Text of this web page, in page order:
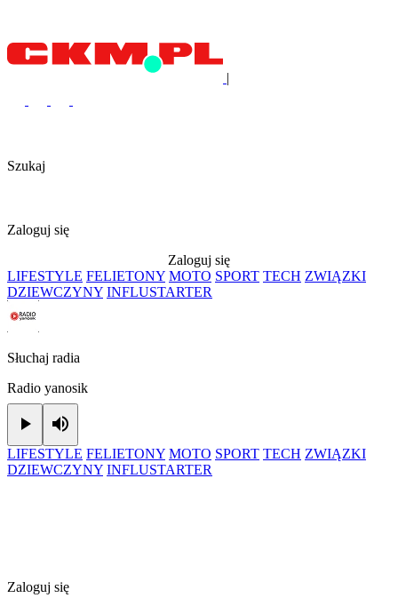
|
Szukaj
Zaloguj się
Zaloguj się
LIFESTYLE FELIETONY MOTO SPORT TECH ZWIĄZKI
DZIEWCZYNY INFLUSTARTER
Słuchaj radia
Radio yanosik
Play
LIFESTYLE FELIETONY MOTO SPORT TECH ZWIĄZKI
DZIEWCZYNY INFLUSTARTER
Zaloguj się